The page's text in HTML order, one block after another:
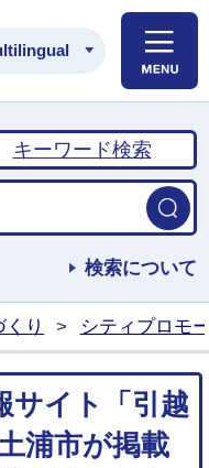
土浦市公式ホームペ
キーワード検索
検索について
り > シティプロモ
サイト「引越
浦市が掲載